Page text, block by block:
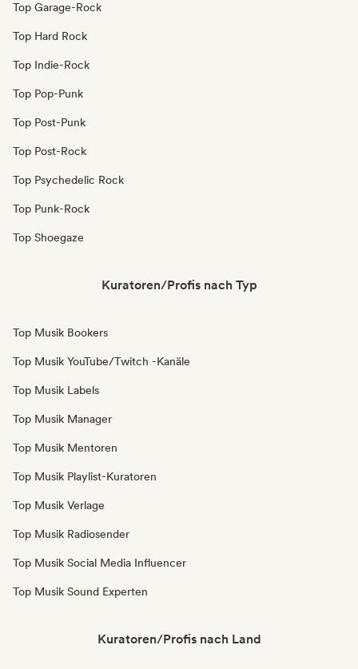
Top Garage-Rock
Top Hard Rock
Top Indie-Rock
Top Pop-Punk
Top Post-Punk
Top Post-Rock
Top Psychedelic Rock
Top Punk-Rock
Top Shoegaze
Kuratoren/Profis nach Typ
Top Musik Bookers
Top Musik YouTube/Twitch -Kanäle
Top Musik Labels
Top Musik Manager
Top Musik Mentoren
Top Musik Playlist-Kuratoren
Top Musik Verlage
Top Musik Radiosender
Top Musik Social Media Influencer
Top Musik Sound Experten
Kuratoren/Profis nach Land